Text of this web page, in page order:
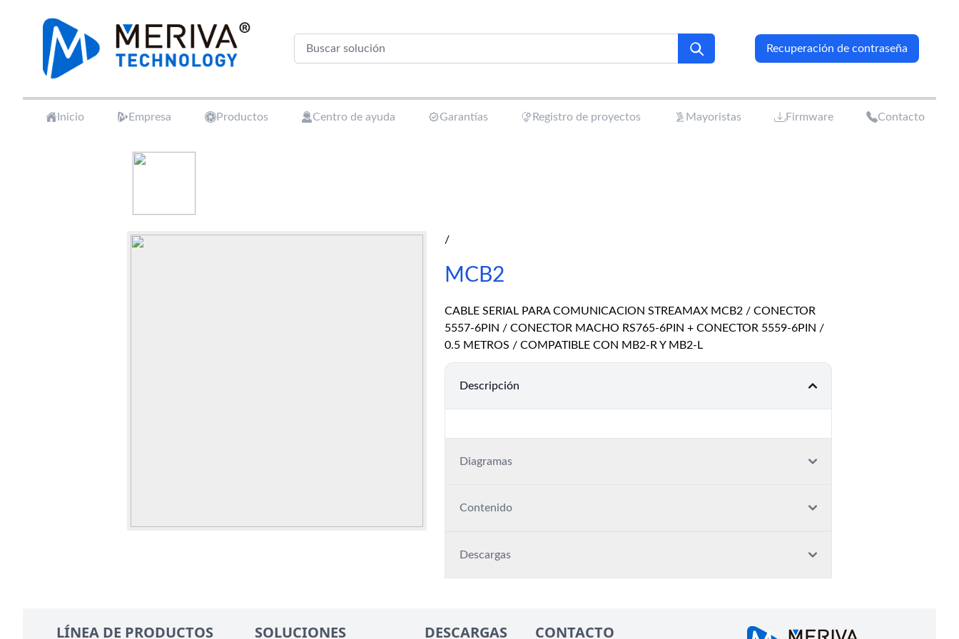
Your Company
Recuperación de contraseña
Inicio Empresa Productos Centro de ayuda Garantías Registro de proyectos Mayoristas Firmware Contacto
/
MCB2
CABLE SERIAL PARA COMUNICACION STREAMAX MCB2 / CONECTOR
5557-6PIN / CONECTOR MACHO RS765-6PIN + CONECTOR 5559-6PIN /
0.5 METROS / COMPATIBLE CON MB2-R Y MB2-L
Descripción
Diagramas
Contenido
Descargas
LÍNEA DE PRODUCTOS SOLUCIONES DESCARGAS CONTACTO